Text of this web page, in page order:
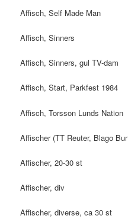
Affisch, Self Made Man
Affisch, Sinners
Affisch, Sinners, gul TV-dam
Affisch, Start, Parkfest 1984
Affisch, Torsson Lunds Nation
Affischer (TT Reuter, Blago
Affischer, 20-30 st
Affischer, div
Affischer, diverse, ca 30 st